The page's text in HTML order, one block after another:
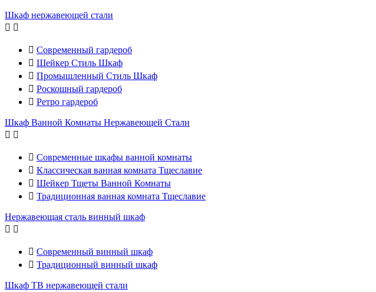
Шкаф нержавеющей стали
 
 Современный гардероб
 Шейкер Стиль Шкаф
 Промышленный Стиль Шкаф
 Роскошный гардероб
 Ретро гардероб
Шкаф Ванной Комнаты Нержавеющей Стали
 
 Современные шкафы ванной комнаты
 Классическая ванная комната Тщеславие
 Шейкер Тщеты Ванной Комнаты
 Традиционная ванная комната Тщеславие
Нержавеющая сталь винный шкаф
 
 Современный винный шкаф
 Традиционный винный шкаф
Шкаф ТВ нержавеющей стали